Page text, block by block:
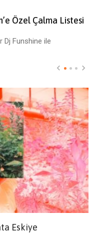
Özel Çalma Listesi
Dj Funshine ile
Eskiye